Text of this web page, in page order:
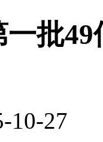
批
10-27